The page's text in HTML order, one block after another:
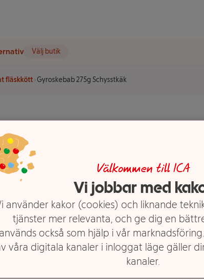
Välj butik
fläskkött Gyroskebab 275g Schysstkäk
Schysstkäk
som på pizzan. En grillad,
som gyros ska smaka.
Välkommen till ICA
Vi jobbar med
använder kakor (cookies) och liknande
tjänster mer relevanta, och ge dig en
används också som hjälp i vår
våra digitala kanaler i inloggat läge gäller
kanaler.